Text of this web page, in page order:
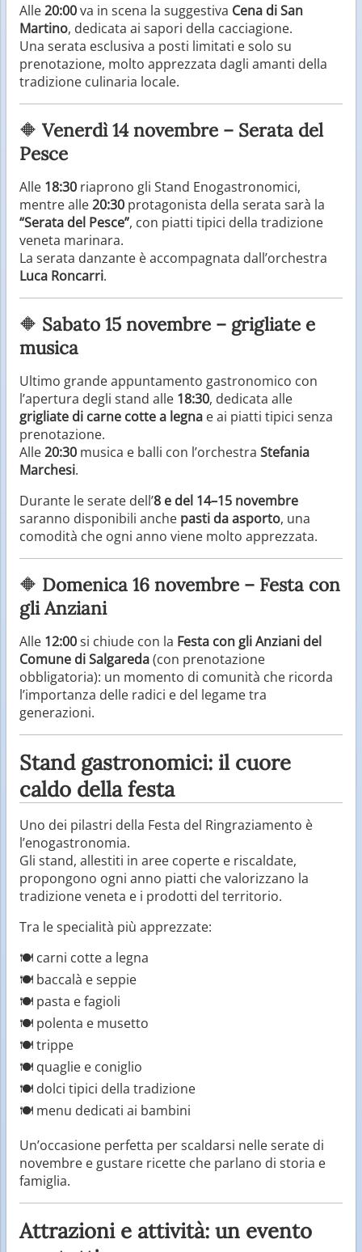
Alle20:00va in scena la suggestiva Cena di San
Martino, dedicata ai sapori della cacciagione.
Una serata esclusiva a posti limitati e solo su
prenotazione, molto apprezzata dagli amanti della
tradizione culinaria locale.
🔶 Venerdì 14 novembre – Serata del
Pesce
Alle 18:30 riaprono gli Stand Enogastronomici,
mentre alle20:30 protagonista della serata sarà la
“Serata del Pesce”, con piatti tipici della tradizione
veneta marinara.
La serata danzante è accompagnata dall’orchestra
Luca Roncarri.
🔶 Sabato 15 novembre – grigliate e
musica
Ultimo grande appuntamento gastronomico con
l’apertura degli stand alle 18:30, dedicata alle
grigliate di carne cotte a legna e ai piatti tipici senza
prenotazione.
Alle20:30 musica e balli con l’orchestra Stefania
Marchesi.
Durante le serate dell’8 e del 14–15 novembre
saranno disponibili anche pasti da asporto, una
comodità che ogni anno viene molto apprezzata.
🔶 Domenica 16 novembre – Festa con
gli Anziani
Alle 12:00si chiude con la Festa con gli Anziani del
Comune di Salgareda(con prenotazione
obbligatoria): un momento di comunità che ricorda
l’importanza delle radici e del legame tra
generazioni.
Stand gastronomici: il cuore
caldo della festa
Uno dei pilastri della Festa del Ringraziamento è
l’enogastronomia.
Gli stand, allestiti in aree coperte e riscaldate,
propongono ogni anno piatti che valorizzano la
tradizione veneta e i prodotti del territorio.
Tra le specialità più apprezzate:
🍽 carni cotte a legna
🍽 baccalà e seppie
🍽 pasta e fagioli
🍽 polenta e musetto
🍽 trippe
🍽 quaglie e coniglio
🍽 dolci tipici della tradizione
🍽 menu dedicati ai bambini
Un’occasione perfetta per scaldarsi nelle serate di
novembre e gustare ricette che parlano di storia e
famiglia.
Attrazioni e attività: un evento